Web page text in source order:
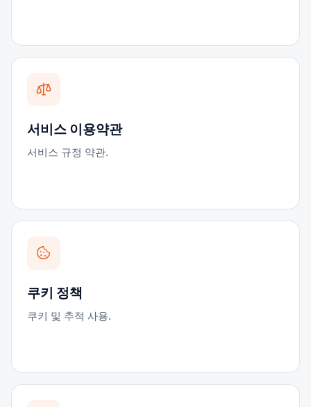
서비스 이용약관
서비스 규정 약관.
쿠키 정책
쿠키 및 추적 사용.